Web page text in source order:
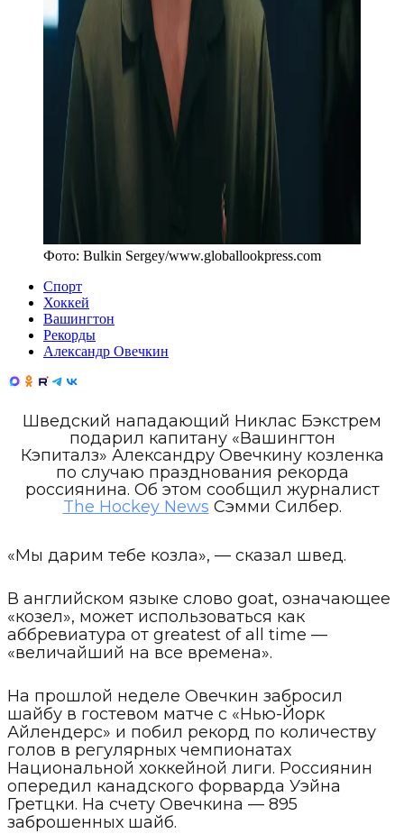
Фото: Bulkin Sergey/www.globallookpress.com
Спорт
Хоккей
Вашингтон
Рекорды
Александр Овечкин
Шведский нападающий Никлас Бэкстрем
подарил капитану «Вашингтон
Кэпиталз» Александру Овечкину козленка
по случаю празднования рекорда
россиянина. Об этом сообщил журналист
The Hockey News Сэмми Силбер.
«Мы дарим тебе козла», — сказал швед.
В английском языке слово goat, означающее
«козел», может использоваться как
аббревиатура от greatest of all time —
«величайший на все времена».
На прошлой неделе Овечкин забросил
шайбу в гостевом матче с «Нью-Йорк
Айлендерс» и побил рекорд по количеству
голов в регулярных чемпионатах
Национальной хоккейной лиги. Россиянин
опередил канадского форварда Уэйна
Гретцки. На счету Овечкина — 895
заброшенных шайб.